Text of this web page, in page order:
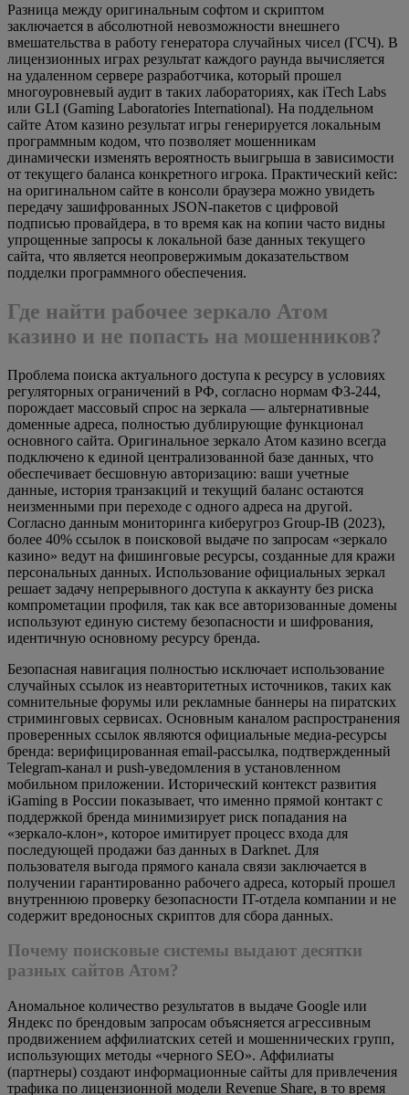
Разница между оригинальным софтом и скриптом
заключается в абсолютной невозможности внешнего
вмешательства в работу генератора случайных чисел (ГСЧ). В
лицензионных играх результат каждого раунда вычисляется
на удаленном сервере разработчика, который прошел
многоуровневый аудит в таких лабораториях, как iTech Labs
или GLI (Gaming Laboratories International). На поддельном
сайте Атом казино результат игры генерируется локальным
программным кодом, что позволяет мошенникам
динамически изменять вероятность выигрыша в зависимости
от текущего баланса конкретного игрока. Практический кейс:
на оригинальном сайте в консоли браузера можно увидеть
передачу зашифрованных JSON-пакетов с цифровой
подписью провайдера, в то время как на копии часто видны
упрощенные запросы к локальной базе данных текущего
сайта, что является неопровержимым доказательством
подделки программного обеспечения.
Где найти рабочее зеркало Атом
казино и не попасть на мошенников?
Проблема поиска актуального доступа к ресурсу в условиях
регуляторных ограничений в РФ, согласно нормам ФЗ-244,
порождает массовый спрос на зеркала — альтернативные
доменные адреса, полностью дублирующие функционал
основного сайта. Оригинальное зеркало Атом казино всегда
подключено к единой централизованной базе данных, что
обеспечивает бесшовную авторизацию: ваши учетные
данные, история транзакций и текущий баланс остаются
неизменными при переходе с одного адреса на другой.
Согласно данным мониторинга киберугроз Group-IB (2023),
более 40% ссылок в поисковой выдаче по запросам «зеркало
казино» ведут на фишинговые ресурсы, созданные для кражи
персональных данных. Использование официальных зеркал
решает задачу непрерывного доступа к аккаунту без риска
компрометации профиля, так как все авторизованные домены
используют единую систему безопасности и шифрования,
идентичную основному ресурсу бренда.
Безопасная навигация полностью исключает использование
случайных ссылок из неавторитетных источников, таких как
сомнительные форумы или рекламные баннеры на пиратских
стриминговых сервисах. Основным каналом распространения
проверенных ссылок являются официальные медиа-ресурсы
бренда: верифицированная email-рассылка, подтвержденный
Telegram-канал и push-уведомления в установленном
мобильном приложении. Исторический контекст развития
iGaming в России показывает, что именно прямой контакт с
поддержкой бренда минимизирует риск попадания на
«зеркало-клон», которое имитирует процесс входа для
последующей продажи баз данных в Darknet. Для
пользователя выгода прямого канала связи заключается в
получении гарантированно рабочего адреса, который прошел
внутреннюю проверку безопасности IT-отдела компании и не
содержит вредоносных скриптов для сбора данных.
Почему поисковые системы выдают десятки
разных сайтов Атом?
Аномальное количество результатов в выдаче Google или
Яндекс по брендовым запросам объясняется агрессивным
продвижением аффилиатских сетей и мошеннических групп,
использующих методы «черного SEO». Аффилиаты
(партнеры) создают информационные сайты для привлечения
трафика по лицензионной модели Revenue Share, в то время